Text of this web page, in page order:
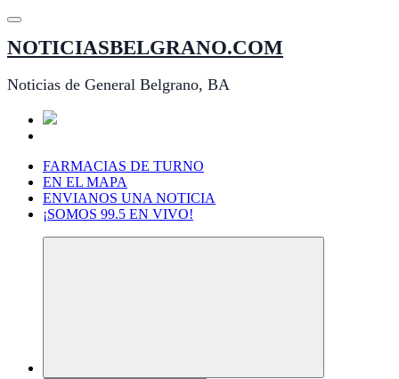
Saltar
contenido
NOTICIASBELGRANO.COM
Noticias de General Belgrano, BA
FARMACIAS DE TURNO
EN EL MAPA
ENVIANOS UNA NOTICIA
¡SOMOS 99.5 EN VIVO!